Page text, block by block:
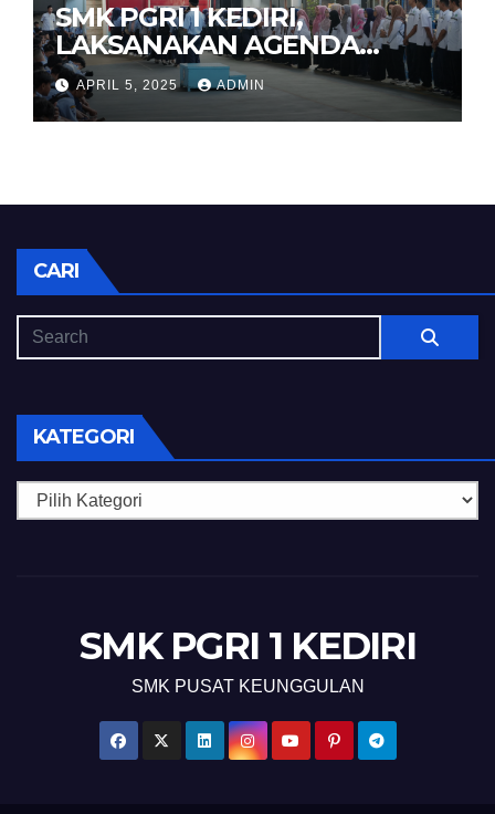
SMK PGRI 1 KEDIRI,
LAKSANAKAN AGENDA
HALAL BIHALAL
APRIL 5, 2025 ADMIN
CARI
KATEGORI
Kategori
SMK PGRI 1 KEDIRI
SMK PUSAT KEUNGGULAN